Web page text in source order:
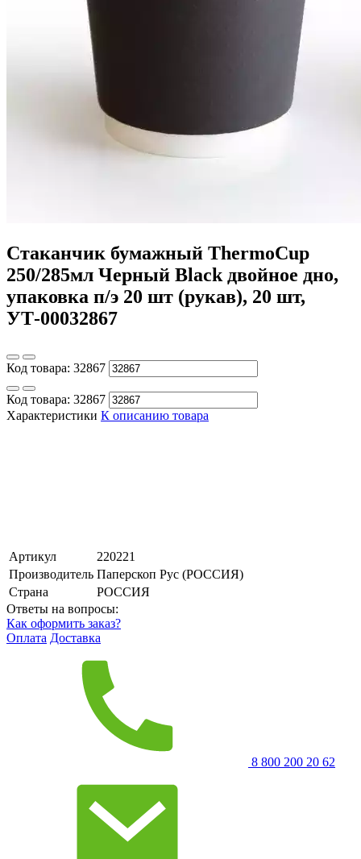
Стаканчик бумажный ThermoCup
250/285мл Черный Black двойное дно,
упаковка п/э 20 шт (рукав), 20 шт,
УТ-00032867
Код товара: 32867
Код товара: 32867
Характеристики К описанию товара
Артикул
220221
Производитель Паперскоп Рус (РОССИЯ)
Страна
РОССИЯ
Ответы на вопросы:
Как оформить заказ?
Оплата Доставка
8 800 200 20 62